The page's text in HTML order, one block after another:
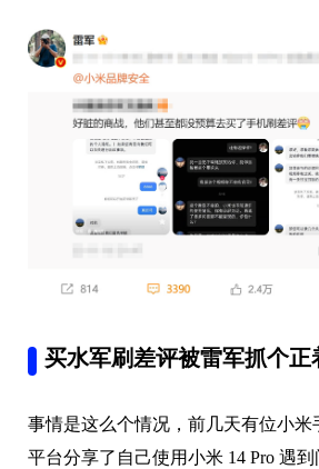
买水军刷差评被雷军抓个正
事情是这么个情况，前几天有位小米
平台分享了自己使用小米 14 Pro 遇到